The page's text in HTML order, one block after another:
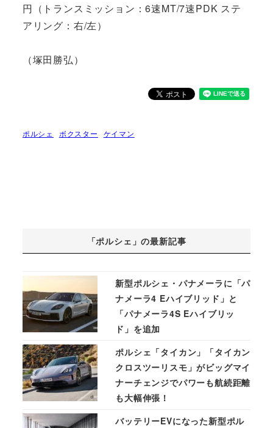
円（トランスミッション：6速MT/7速PDK ステ
アリング：右/左）
（塚田勝弘）
ポルシェ ボクスター ケイマン
「ポルシェ」の最新記事
新型ポルシェ・パナメーラに「パ
ナメーラ4 Eハイブリッド」と
「パナメーラ4S Eハイブリッ
ド」を追加
ポルシェ「タイカン」「タイカン
クロスツーリスモ」がビッグマイ
ナーチェンジでパワーも航続距離
も大幅伸張！
バッテリーEVになった新型ポル